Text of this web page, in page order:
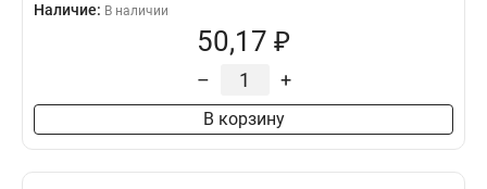
Наличие: В наличии
50,17 ₽
– +
В корзину